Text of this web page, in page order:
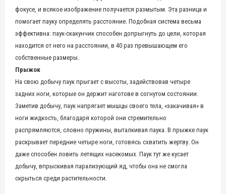
фокусе, и всякое изображение получается размытым. Эта разница и
помогает пауку определять расстояние. Подобная система весьма
эффективна: паук-скакунчик способен допрыгнуть до цели, которая
находится от него на расстоянии, в 40 раз превышающем его
собственные размеры.
Прыжок
На свою добычу паук прыгает с высоты, задействовав четыре
задних ноги, которые он держит наготове в согнутом состоянии.
Заметив добычу, паук напрягает мышцы своего тела, «закачивая» в
ноги жидкость, благодаря которой они стремительно
распрямляются, словно пружины, выталкивая паука. В прыжке паук
раскрывает передние четыре ноги, готовясь схватить жертву. Он
даже способен ловить летящих насекомых. Паук тут же кусает
добычу, впрыскивая парализующий яд, чтобы она не смогла
скрыться среди растительности.